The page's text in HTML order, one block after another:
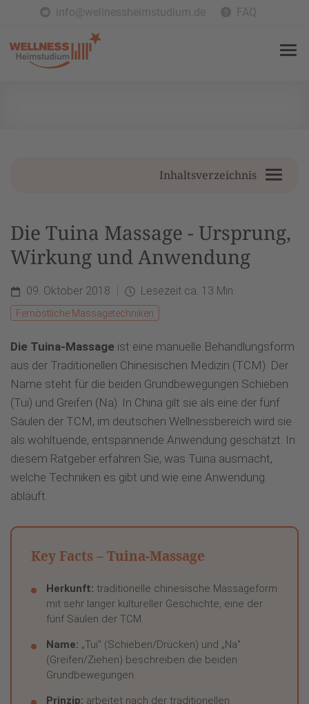
info@wellnessheimstudium.de FAQ
Inhaltsverzeichnis
Die Tuina Massage - Ursprung,
Wirkung und Anwendung
09. Oktober 2018 Lesezeit ca. 13 Min.
Fernöstliche Massagetechniken
Die Tuina-Massage ist eine manuelle Behandlungsform
aus der Traditionellen Chinesischen Medizin (TCM). Der
Name steht für die beiden Grundbewegungen Schieben
(Tui) und Greifen (Na). In China gilt sie als eine der fünf
Säulen der TCM, im deutschen Wellnessbereich wird sie
als wohltuende, entspannende Anwendung geschätzt. In
diesem Ratgeber erfahren Sie, was Tuina ausmacht,
welche Techniken es gibt und wie eine Anwendung
abläuft.
Key Facts – Tuina-Massage
Herkunft: traditionelle chinesische Massageform
mit sehr langer kultureller Geschichte, eine der
fünf Säulen der TCM.
Name: „Tui" (Schieben/Drücken) und „Na"
(Greifen/Ziehen) beschreiben die beiden
Grundbewegungen.
Prinzip: arbeitet nach der traditionellen